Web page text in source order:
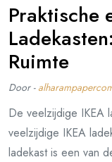
Praktische
Ruimte
Door -
De veelzijdige IKEA
veelzijdige IKEA
ladekast is een van